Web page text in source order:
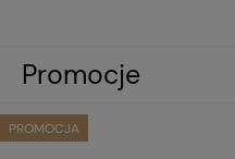
Promocje
PROMOCJA